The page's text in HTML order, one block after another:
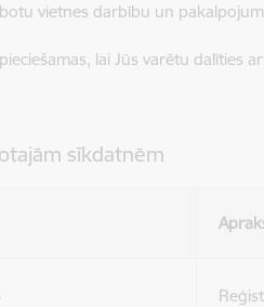
vietnes darbību un
lai Jūs varētu
sīkdatnēm